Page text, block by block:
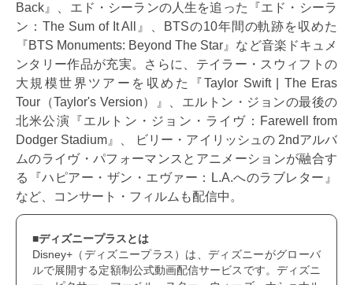
Back』、エド・シーランの人生を追った『エド・シーラ
ン：The Sum of It All』、BTSの10年間の軌跡を収めた
『BTS Monuments: Beyond The Star』など音楽ドキュメ
ンタリー作品が充実。さらに、テイラー・スウィフトの
大規模世界ツアーを収めた『Taylor Swift | The Eras
Tour（Taylor's Version）』、エルトン・ジョンの最後の
北米公演『エルトン・ジョン・ライヴ：Farewell from
Dodger Stadium』、 ビリー・アイリッシュの 2ndアルバ
ムのライヴ・パフォーマンスとアニメーションが融合す
る『ハピアー・ザン・エヴァー：L.A.へのラブレター』
など、コンサート・フィルムも配信中。
■ディズニープラスとは
Disney+（ディズニープラス）は、ディズニーがグローバ
ルで展開する定額制公式動画配信サービスです。ディズニ